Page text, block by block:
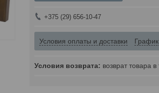
+375 (29) 656-10-47
Условия оплаты и доставки
возврат товара